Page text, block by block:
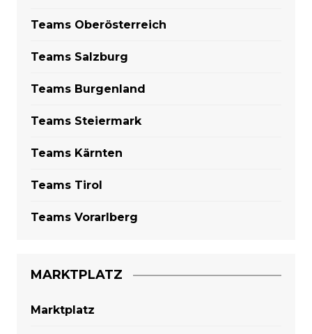
Teams Oberösterreich
Teams Salzburg
Teams Burgenland
Teams Steiermark
Teams Kärnten
Teams Tirol
Teams Vorarlberg
MARKTPLATZ
Marktplatz